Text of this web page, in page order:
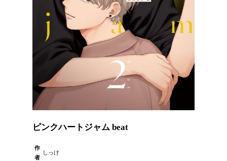
ピンクハートジャム beat
作
者
しっけ